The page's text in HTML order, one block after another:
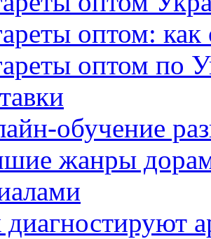
оптом: как
оптом по
обучение
жанры дорам